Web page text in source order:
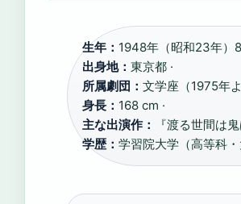
生年： 1948年（昭和23年）8
出身地： 東京都 ·
所属劇団： 文学座（1975年
身長： 168 cm ·
主な出演作：
『渡る世間は
学歴： 学習院大学（高等科・